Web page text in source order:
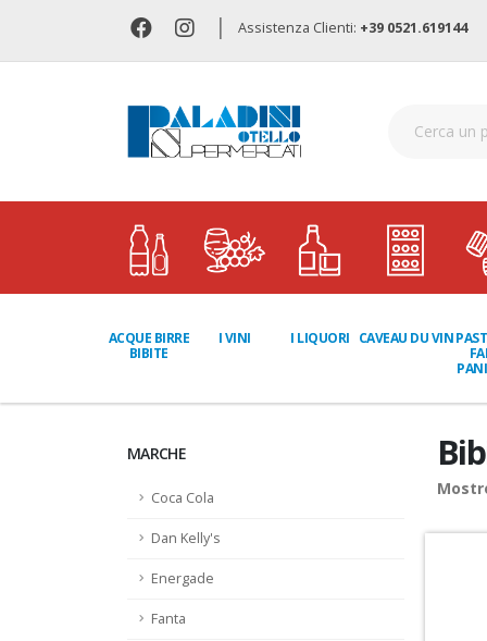
| Assistenza Clienti: +39 0521.619144
ACQUE BIRRE
BIBITE
I VINI I LIQUORI CAVEAU DU VIN
MARCHE
Coca Cola
Dan Kelly's
Energade
Fanta